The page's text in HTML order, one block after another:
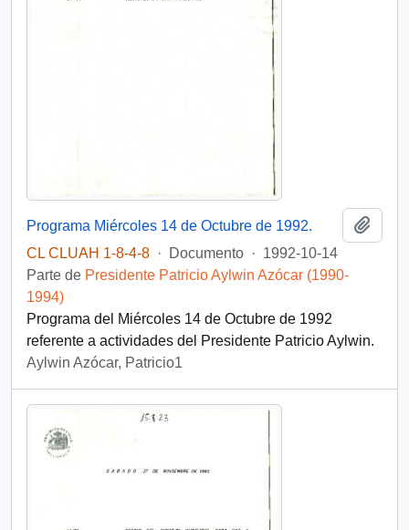
Programa Miércoles 14 de Octubre de 1992.
CL CLUAH 1-8-4-8 · Documento · 1992-10-14
Parte de Presidente Patricio Aylwin Azócar (1990-
1994)
Programa del Miércoles 14 de Octubre de 1992
referente a actividades del Presidente Patricio Aylwin.
Aylwin Azócar, Patricio1